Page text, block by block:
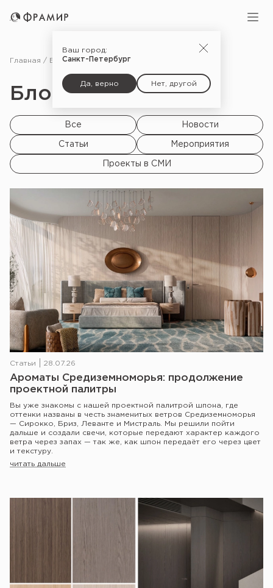
Ваш город:
Санкт-Петербург
Да, верно Нет, другой
Главная Блог
Блог |
Все Новости
Статьи Мероприятия
Проекты в СМИ
Статьи 28.07.26
Ароматы Средиземноморья: продолжение
проектной палитры
Вы уже знакомы с нашей проектной палитрой шпона, где
оттенки названы в честь знаменитых ветров Средиземноморья
— Сирокко, Бриз, Леванте и Мистраль. Мы решили пойти
дальше и создали свечи, которые передают характер каждого
ветра через запах — так же, как шпон передаёт его через цвет
и текстуру.
читать дальше